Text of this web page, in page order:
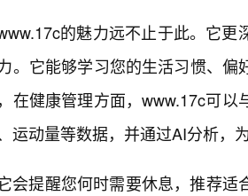
的魅力远不止于此。它
。它能够学习您的生活习惯、
在健康管理方面，www.17c可
运动量等数据，并通过AI分析，
会提醒您何时需要休息，推荐